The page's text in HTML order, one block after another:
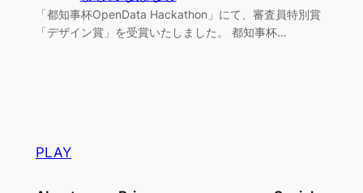
「都知事杯OpenData Hackathon」にて、審査員特別賞
「デザイン賞」を受賞いたしました。 都知事杯…
PLAY